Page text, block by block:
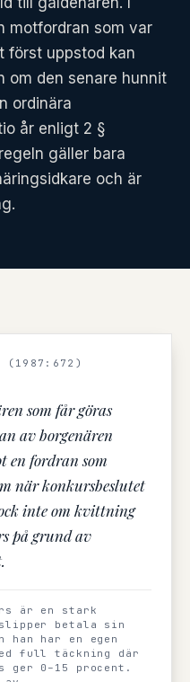
motfordran som var
först uppstod kan
om den senare hunnit
ordinära
år enligt 2 §
gäller bara
och är
(1987:672)
som får göras
av borgenären
fordran som
när konkursbeslutet
inte om kvittning
på grund av
är en stark
betala sin
har en egen
full täckning där
ger 0–15 procent.